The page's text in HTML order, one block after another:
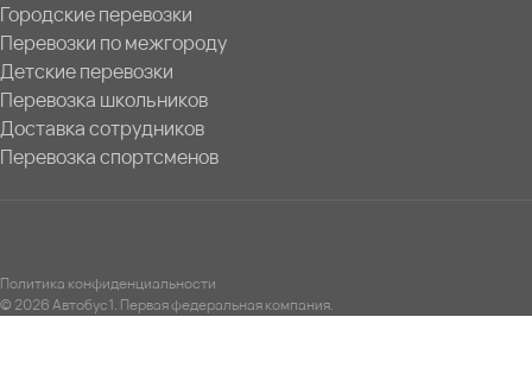
Городские перевозки
Перевозки по межгороду
Детские перевозки
Перевозка школьников
Доставка сотрудников
Перевозка спортсменов
Политика конфиденциальности
© 2026 Автобус1. Первая федеральная компания.